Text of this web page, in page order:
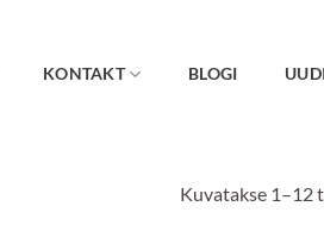
KONTAKT BLOGI
Kuvatakse 1–12